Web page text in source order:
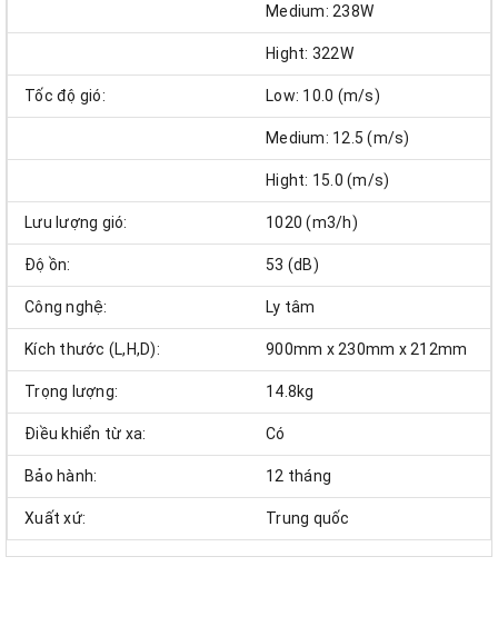
Medium: 238W
Hight: 322W
Tốc độ gió: Low: 10.0 (m/s)
Medium: 12.5 (m/s)
Hight: 15.0 (m/s)
Lưu lượng gió: 1020 (m3/h)
Độ ồn: 53 (dB)
Công nghệ: Ly tâm
Kích thước (L,H,D): 900mm x 230mm x 212mm
Trọng lượng: 14.8kg
Điều khiển từ xa: Có
Bảo hành: 12 tháng
Xuất xứ: Trung quốc